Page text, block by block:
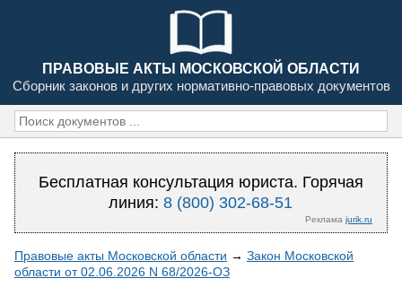
ПРАВОВЫЕ АКТЫ МОСКОВСКОЙ ОБЛАСТИ
Сборник законов и других нормативно-правовых документов
Бесплатная консультация юриста. Горячая
линия:8 (800) 302-68-51
Реклама jurik.ru
Правовые акты Московской области → Закон Московской
области от 02.06.2026 N 68/2026-ОЗ